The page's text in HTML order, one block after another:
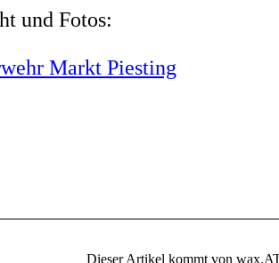
und Fotos:
Markt Piesting
Dieser Artikel kommt von